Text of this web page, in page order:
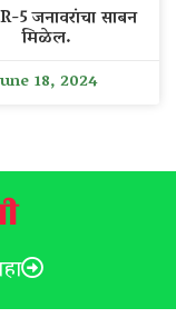
5 जनावरांचा साबन
मिळेल.
18, 2024